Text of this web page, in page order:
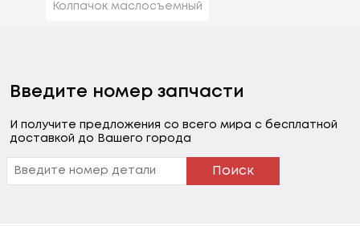
Колпачок маслосъемный
Введите номер запчасти
И получите предложения со всего мира с бесплатной
доставкой до Вашего города
Поиск